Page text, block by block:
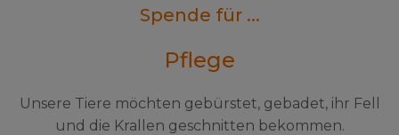
Spende für ...
Pflege
Unsere Tiere möchten gebürstet, gebadet, ihr Fell
und die Krallen geschnitten bekommen.